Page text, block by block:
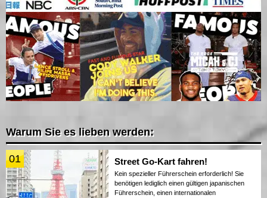
Warum Sie es lieben werden:
01 Street Go-Kart fahren!
Kein spezieller Führerschein erforderlich! Sie
benötigen lediglich einen gültigen japanischen
Führerschein, einen internationalen